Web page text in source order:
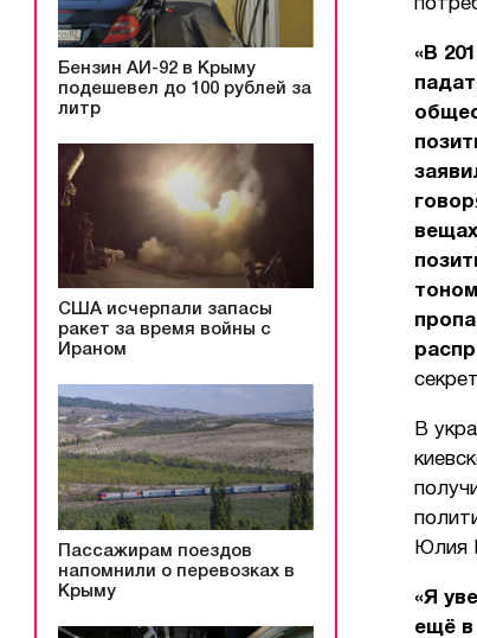
Бензин АИ-92 в Крыму
подешевел до 100 рублей за
литр
США исчерпали запасы
ракет за время войны с
Ираном
Пассажирам поездов
напомнили о перевозках в
Крыму
«В
В
Юлия
«Я
ещё в